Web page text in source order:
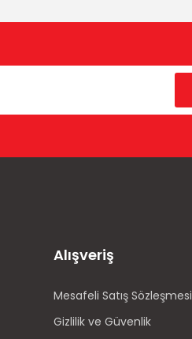
Alışveriş
Mesafeli Satış Sözleşmesi
Gizlilik ve Güvenlik